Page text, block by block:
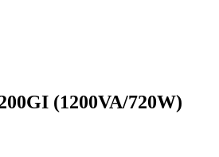
(1200VA/720W)